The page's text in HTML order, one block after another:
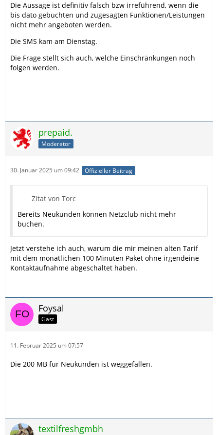
Die Aussage ist definitiv falsch bzw irreführend, wenn die
bis dato gebuchten und zugesagten Funktionen/Leistungen
nicht mehr angeboten werden.
Die SMS kam am Dienstag.
Die Frage stellt sich auch, welche Einschränkungen noch
folgen werden.
prepaid.
Moderator
30. Januar 2025 um 09:42 Offizieller Beitrag
Zitat von Torc
Bereits Neukunden können Netzclub nicht mehr
buchen.
Jetzt verstehe ich auch, warum die mir meinen alten Tarif
mit dem monatlichen 100 Minuten Paket ohne irgendeine
Kontaktaufnahme abgeschaltet haben.
Foysal
Gast
11. Februar 2025 um 07:57
Die 200 MB für Neukunden ist weggefallen.
textilfreshgmbh